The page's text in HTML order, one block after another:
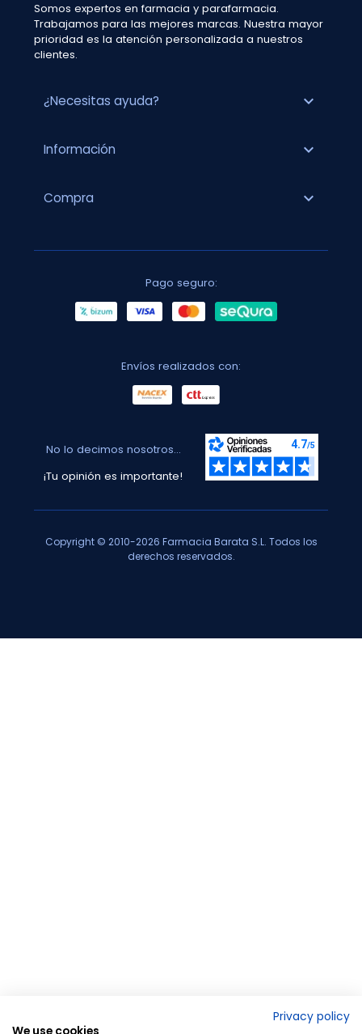
Somos expertos en farmacia y parafarmacia.
Trabajamos para las mejores marcas. Nuestra mayor
prioridad es la atención personalizada a nuestros
clientes.
¿Necesitas ayuda? expand_more
Información expand_more
Compra expand_more
Pago seguro:
Envíos realizados con:
No lo decimos nosotros...
¡Tu opinión es importante!
Copyright © 2010-2026 Farmacia Barata S.L. Todos los
derechos reservados.
Privacy policy